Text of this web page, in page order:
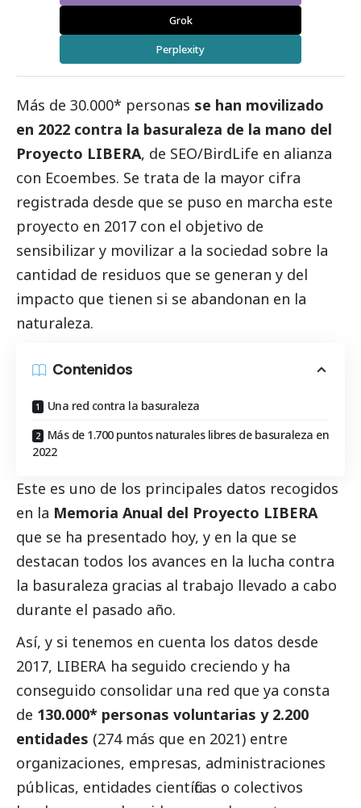
Grok
Perplexity
Más de 30.000* personas se han movilizado
en 2022 contra la basuraleza de la mano del
Proyecto LIBERA, de SEO/BirdLife en alianza
con Ecoembes. Se trata de la mayor cifra
registrada desde que se puso en marcha este
proyecto en 2017 con el objetivo de
sensibilizar y movilizar a la sociedad sobre la
cantidad de residuos que se generan y del
impacto que tienen si se abandonan en la
naturaleza.
Contenidos
Una red contra la basuraleza
Más de 1.700 puntos naturales libres de basuraleza en
2022
Este es uno de los principales datos recogidos
en la Memoria Anual del Proyecto LIBERA
que se ha presentado hoy, y en la que se
destacan todos los avances en la lucha contra
la basuraleza gracias al trabajo llevado a cabo
durante el pasado año.
Así, y si tenemos en cuenta los datos desde
2017, LIBERA ha seguido creciendo y ha
conseguido consolidar una red que ya consta
de 130.000* personas voluntarias y 2.200
entidades (274 más que en 2021) entre
organizaciones, empresas, administraciones
públicas, entidades científicas o colectivos